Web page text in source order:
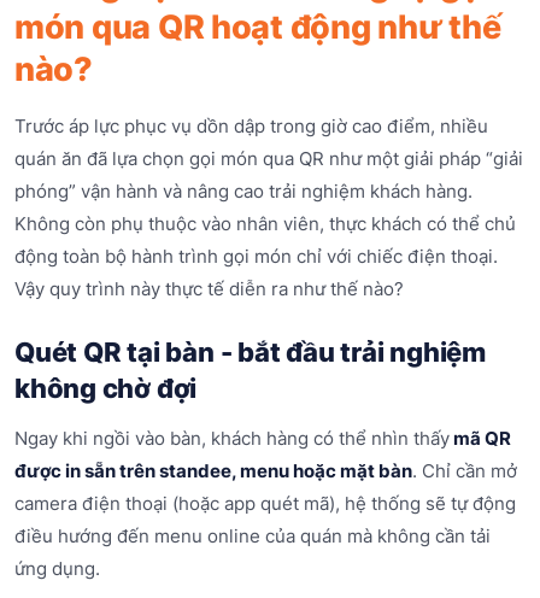
món qua QR hoạt động như thế
nào?
Trước áp lực phục vụ dồn dập trong giờ cao điểm, nhiều
quán ăn đã lựa chọn gọi món qua QR như một giải pháp “giải
phóng” vận hành và nâng cao trải nghiệm khách hàng.
Không còn phụ thuộc vào nhân viên, thực khách có thể chủ
động toàn bộ hành trình gọi món chỉ với chiếc điện thoại.
Vậy quy trình này thực tế diễn ra như thế nào?
Quét QR tại bàn - bắt đầu trải nghiệm
không chờ đợi
Ngay khi ngồi vào bàn, khách hàng có thể nhìn thấy mã QR
được in sẵn trên standee, menu hoặc mặt bàn. Chỉ cần mở
camera điện thoại (hoặc app quét mã), hệ thống sẽ tự động
điều hướng đến menu online của quán mà không cần tải
ứng dụng.